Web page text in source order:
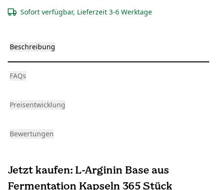
Sofort verfügbar, Lieferzeit 3-6 Werktage
Beschreibung
FAQs
Preisentwicklung
Bewertungen
Jetzt kaufen: L-Arginin Base aus
Fermentation Kapseln 365 Stück